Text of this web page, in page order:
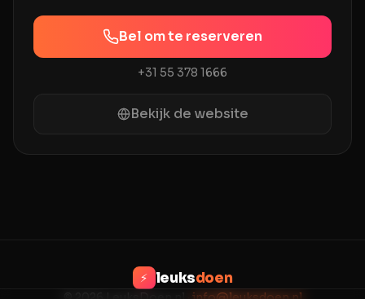
Bel om te reserveren
+31 55 378 1666
Bekijk de website
⚡ leuksdoen